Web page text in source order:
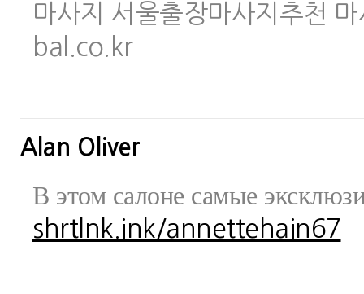
마사지 서울출장마사지추천
bal.co.kr
Alan Oliver
В этом салоне самые
shrtlnk.ink/annettehain67